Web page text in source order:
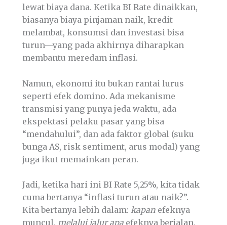
lewat biaya dana. Ketika BI Rate dinaikkan,
biasanya biaya pinjaman naik, kredit
melambat, konsumsi dan investasi bisa
turun—yang pada akhirnya diharapkan
membantu meredam inflasi.
Namun, ekonomi itu bukan rantai lurus
seperti efek domino. Ada mekanisme
transmisi yang punya jeda waktu, ada
ekspektasi pelaku pasar yang bisa
“mendahului”, dan ada faktor global (suku
bunga AS, risk sentiment, arus modal) yang
juga ikut memainkan peran.
Jadi, ketika hari ini BI Rate 5,25%, kita tidak
cuma bertanya “inflasi turun atau naik?”.
Kita bertanya lebih dalam: kapan efeknya
muncul, melalui jalur apa efeknya berjalan,